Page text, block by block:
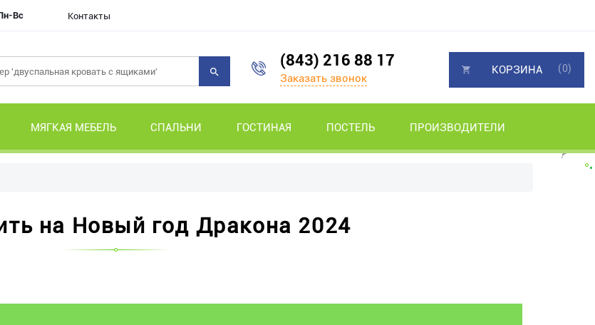
Вс Контакты
(843) 216 88 17
Заказать звонок
МЯГКАЯ МЕБЕЛЬ СПАЛЬНИ ГОСТИНАЯ ПОСТЕЛЬ ПРОИЗВОДИТЕЛИ
КОРЗИНА (0)
на Новый год Дракона 2024